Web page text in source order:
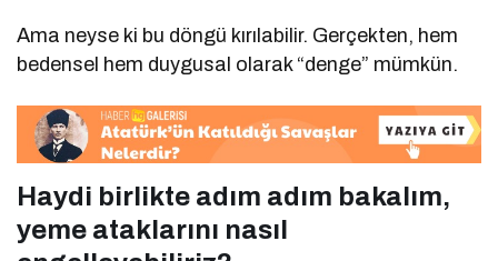
Ama neyse ki bu döngü kırılabilir. Gerçekten, hem
bedensel hem duygusal olarak “denge” mümkün.
Haydi birlikte adım adım bakalım,
yeme ataklarını nasıl